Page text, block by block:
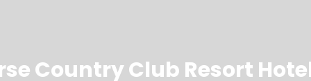
Country Club Resort